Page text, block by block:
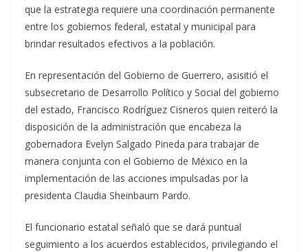
que la estrategia requiere una coordinación permanente
entre los gobiernos federal, estatal y municipal para
brindar resultados efectivos a la población.
En representación del Gobierno de Guerrero, asisitió el
subsecretario de Desarrollo Político y Social del gobierno
del estado, Francisco Rodríguez Cisneros quien reiteró la
disposición de la administración que encabeza la
gobernadora Evelyn Salgado Pineda para trabajar de
manera conjunta con el Gobierno de México en la
implementación de las acciones impulsadas por la
presidenta Claudia Sheinbaum Pardo.
El funcionario estatal señaló que se dará puntual
seguimiento a los acuerdos establecidos, privilegiando el